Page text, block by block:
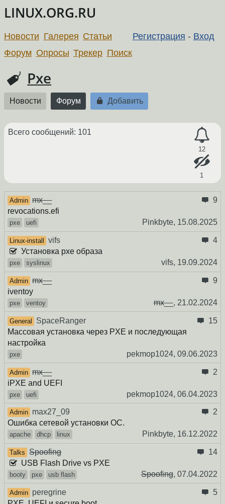
LINUX.ORG.RU
Регистрация - Вход
Новости Галерея Статьи
Форум Опросы Трекер Поиск
Pxe
Новости Форум Добавить
12
1
Всего сообщений: 101
Admin mx__
9
revocations.efi
pxe uefi Pinkbyte, 15.08.2025
Linux-install vifs
4
Установка pxe образа
pxe syslinux vifs, 19.09.2024
Admin mx__
9
iventoy
pxe ventoy mx__, 21.02.2024
General SpaceRanger
15
Массовая установка через PXE и последующая
настройка
pxe pekmop1024, 09.06.2023
Admin mx__
2
iPXE and UEFI
pxe uefi pekmop1024, 06.04.2023
Admin max27_09
2
Ошибка сетевой установки ОС.
apache dhcp linux Pinkbyte, 16.12.2022
Talks Spoofing
14
USB Flash Drive vs PXE
booty pxe usb flash Spoofing, 07.04.2022
Admin peregrine
5